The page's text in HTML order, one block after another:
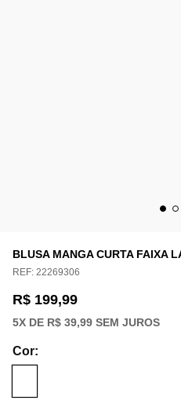
BLUSA MANGA CURTA FAIXA
REF: 22269306
R$ 199,99
5X DE R$ 39,99 SEM JUROS
Cor: